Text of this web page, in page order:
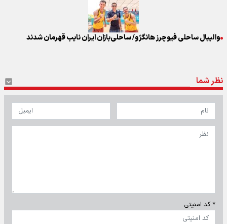
والیبال ساحلی فیوچرز هانگژو/ ساحلی‌بازان ایران نایب قهرمان شدند
نظر شما
* کد امنیتی